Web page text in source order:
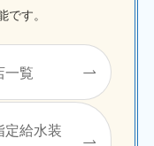
す。
一覧
給水装